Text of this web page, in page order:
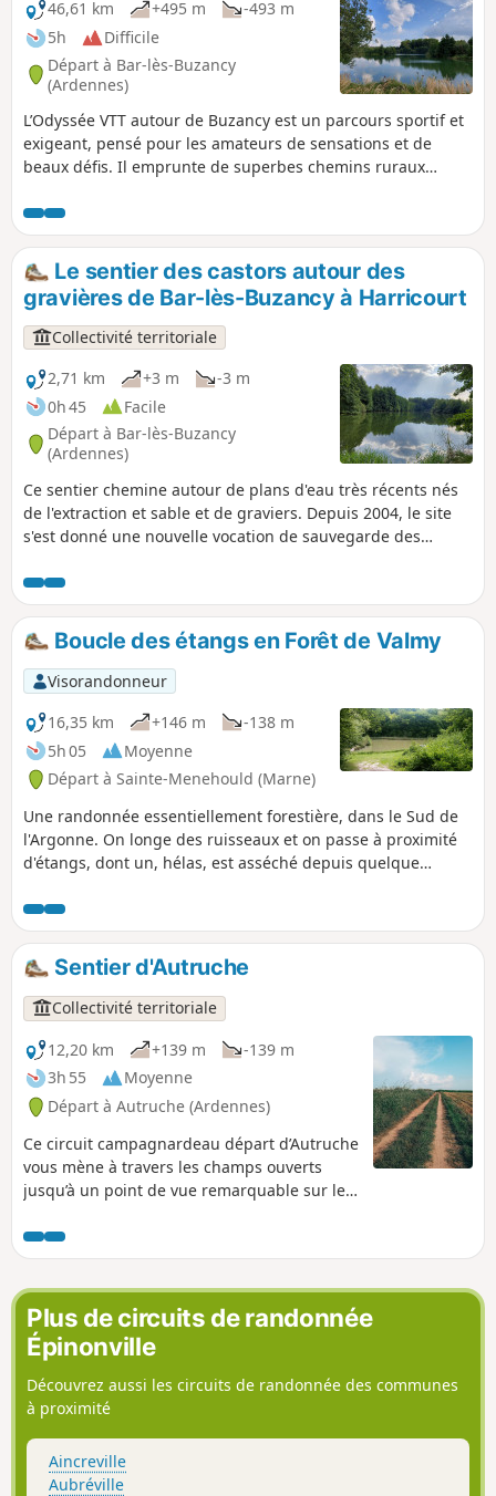
46,61 km +495 m
-493 m
5h
Difficile
Départ à Bar-lès-Buzancy
(Ardennes)
L’Odyssée VTT autour de Buzancy est un parcours sportif et
exigeant, pensé pour les amateurs de sensations et de
beaux défis. Il emprunte de superbes chemins ruraux
environnante, entre vallons et horizons ouverts. Tout au
long du tracé, la randonnée est une invitation à la
découverte du patrimoine local, avec la chapelle de
Masmes, les communs du Château Augeard, ou encore de
beaux villages typiques comme Autruche, Fossé et Saint-
Pierremont, identifiables à leurs nombreuses et élégantes
maisons en pierre jaune.
Le sentier des castors autour des
gravières de Bar-lès-Buzancy à Harricourt
Collectivité territoriale
2,71 km
+3 m
-3 m
0h 45
Facile
Départ à Bar-lès-Buzancy
(Ardennes)
Ce sentier chemine autour de plans d'eau très récents nés
de l'extraction et sable et de graviers. Depuis 2004, le site
s'est donné une nouvelle vocation de sauvegarde des
Oiseaux, insectes, amphibiens et mammifères trouvent ici
les conditions biologiques idéales, à l'image du castor
nouveau venu, emblématique des sablières. Il est idéal en
famille, de nombreux panneaux ludiques animent le
parcours.
Boucle des étangs en Forêt de Valmy
Visorandonneur
16,35 km
+146 m
-138 m
5h 05
Moyenne
Départ à Sainte-Menehould (Marne)
Une randonnée essentiellement forestière, dans le Sud de
l'Argonne. On longe des ruisseaux et on passe à proximité
d'étangs, dont un, hélas, est asséché depuis quelque
Sentier d'Autruche
Collectivité territoriale
12,20 km
+139 m
-139 m
3h 55
Moyenne
Départ à Autruche (Ardennes)
Ce circuit campagnardeau départ d’Autruche
vous mène à travers les champs ouverts
jusqu’à un point de vue remarquable sur les
Natura 2000. Des panneaux d’interprétation
permettent de mieux comprendre la
richesse écologique de ces milieux humides
d’exception. Une randonnée accessible et
instructive, idéale pour les amoureux de
nature et de biodiversité, à la découverte
d’un patrimoine naturel préservé.
Plus de circuits de randonnée
Épinonville
Découvrez aussi les circuits de randonnée des communes
à proximité
Aincreville
Aubréville